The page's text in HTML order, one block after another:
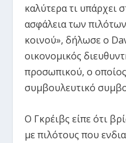
καλύτερα τι υπάρχει
ασφάλεια των
κοινού», δήλωσε ο
οικονομικός
προσωπικού, ο οποίος
συμβουλευτικό
Ο Γκρέιβς είπε ότι
με πιλότους που